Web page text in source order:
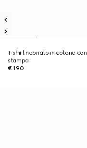
T-shirt neonato in cotone con
stampa
€ 190